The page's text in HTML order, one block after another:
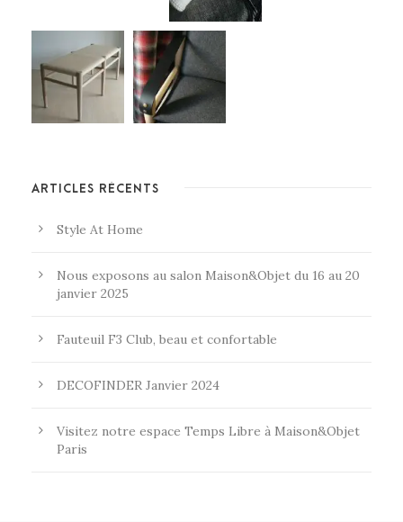
ARTICLES RÉCENTS
Style At Home
Nous exposons au salon Maison&Objet du 16 au 20
janvier 2025
Fauteuil F3 Club, beau et confortable
DECOFINDER Janvier 2024
Visitez notre espace Temps Libre à Maison&Objet
Paris